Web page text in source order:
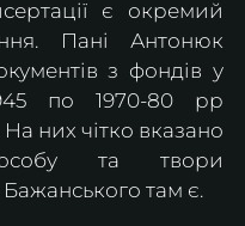
є окремий
Пані Антонюк
з фондів у
по 1970-80 рр
них чітко вказано
особу та твори
там є.